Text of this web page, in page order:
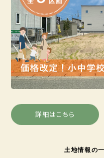
詳細はこちら
土地情報の